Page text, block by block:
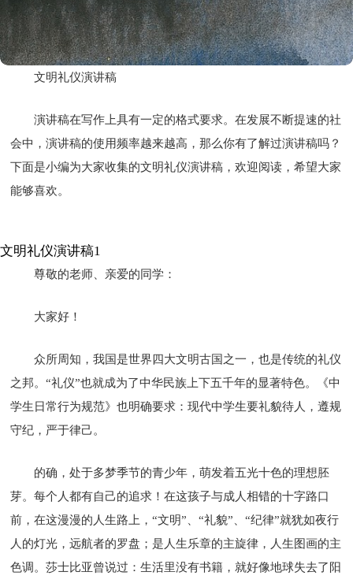
文明礼仪演讲稿
演讲稿在写作上具有一定的格式要求。在发展不断提速的社
会中，演讲稿的使用频率越来越高，那么你有了解过演讲稿吗？
下面是小编为大家收集的文明礼仪演讲稿，欢迎阅读，希望大家
能够喜欢。
文明礼仪演讲稿1
尊敬的老师、亲爱的同学：
大家好！
众所周知，我国是世界四大文明古国之一，也是传统的礼仪
之邦。“礼仪”也就成为了中华民族上下五千年的显著特色。《中
学生日常行为规范》也明确要求：现代中学生要礼貌待人，遵规
守纪，严于律己。
的确，处于多梦季节的青少年，萌发着五光十色的理想胚
芽。每个人都有自己的追求！在这孩子与成人相错的十字路口
前，在这漫漫的人生路上，“文明”、“礼貌”、“纪律”就犹如夜行
人的灯光，远航者的罗盘；是人生乐章的主旋律，人生图画的主
色调。莎士比亚曾说过：生活里没有书籍，就好像地球失去了阳